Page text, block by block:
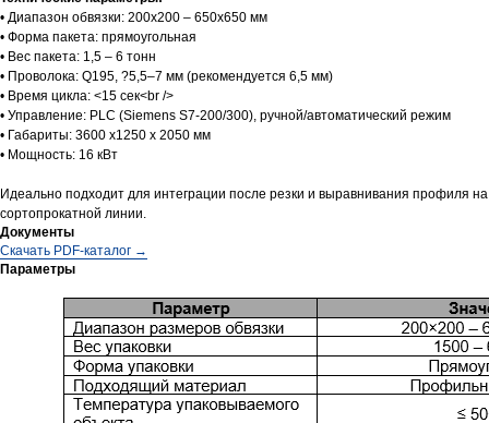
• Диапазон обвязки: 200х200 – 650х650 мм
• Форма пакета: прямоугольная
• Вес пакета: 1,5 – 6 тонн
• Проволока: Q195, ?5,5–7 мм (рекомендуется 6,5 мм)
• Время цикла: <15 сек<br />
• Управление: PLC (Siemens S7-200/300), ручной/автоматический режим
• Габариты: 3600 х1250 х 2050 мм
• Мощность: 16 кВт
Идеально подходит для интеграции после резки и выравнивания профиля на
сортопрокатной линии.
Документы
Cкачать PDF-каталог →
Параметры